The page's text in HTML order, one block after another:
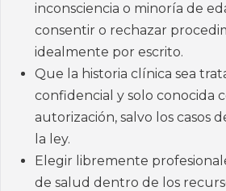
inconsciencia o minoría de
consentir o rechazar
idealmente por escrito.
Que la historia clínica sea
confidencial y solo conocida
autorización, salvo los casos
la ley.
Elegir libremente
de salud dentro de los